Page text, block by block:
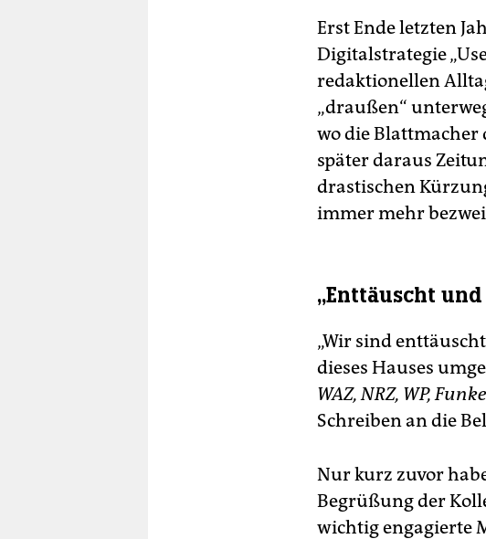
Erst Ende letzten
Digitalstrategie
redaktionellen
„draußen“
wo die
später daraus
drastischen
immer mehr
„Enttäuscht
„Wir sind
dieses Hauses
WAZ, NRZ, WP,
Schreiben an die
Nur kurz zuvor
Begrüßung der
wichtig engagierte